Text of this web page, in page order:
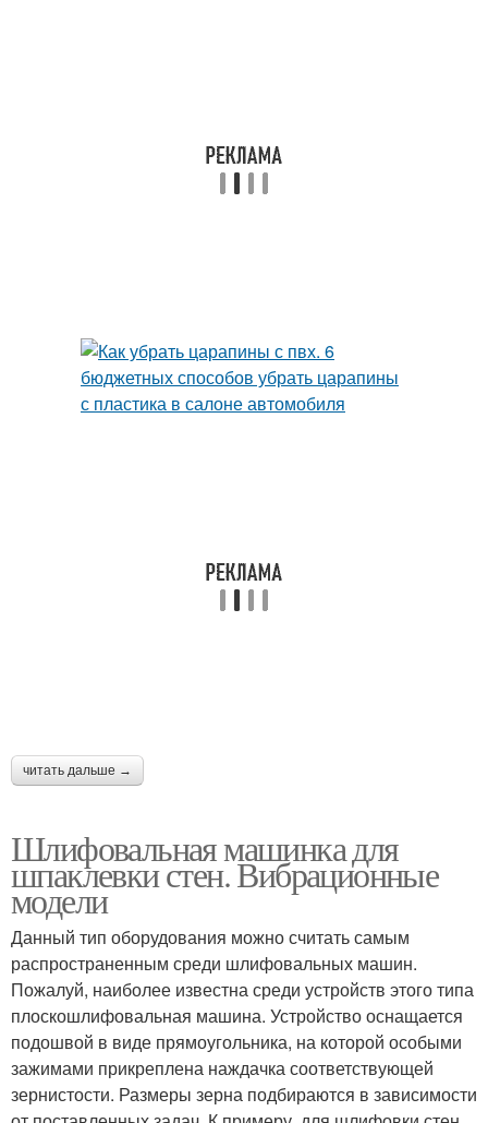
читать дальше →
Шлифовальная машинка для
шпаклевки стен. Вибрационные
модели
Данный тип оборудования можно считать самым
распространенным среди шлифовальных машин.
Пожалуй, наиболее известна среди устройств этого типа
плоскошлифовальная машина. Устройство оснащается
подошвой в виде прямоугольника, на которой особыми
зажимами прикреплена наждачка соответствующей
зернистости. Размеры зерна подбираются в зависимости